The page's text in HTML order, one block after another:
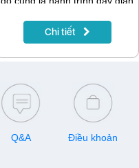
đã nỗ lực, phấn đấu, góp
phần đưa Việt Nam kết nối
Chi tiết
Q&A Điều khoản